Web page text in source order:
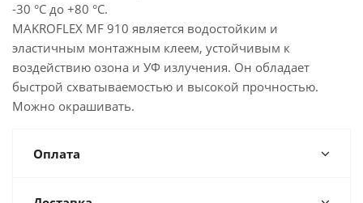
-30 °C до +80 °C.
MAKROFLEX MF 910 является водостойким и
эластичным монтажным клеем, устойчивым к
воздействию озона и УФ излучения. Он обладает
быстрой схватываемостью и высокой прочностью.
Можно окрашивать.
Оплата